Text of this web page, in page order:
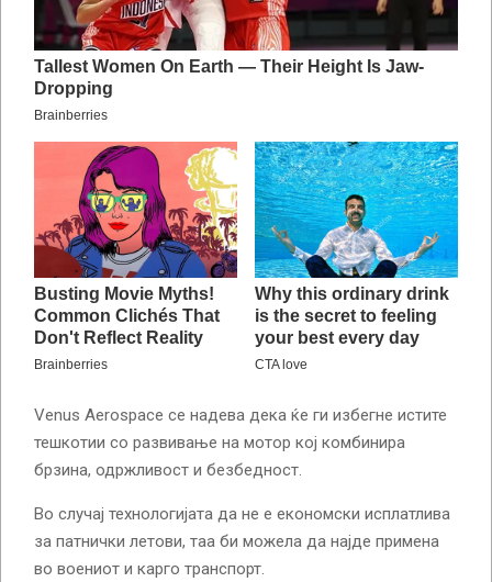
Venus Aerospace се надева дека ќе ги избегне истите
тешкотии со развивање на мотор кој комбинира
брзина, одржливост и безбедност.
Во случај технологијата да не е економски исплатлива
за патнички летови, таа би можела да најде примена
во воениот и карго транспорт.